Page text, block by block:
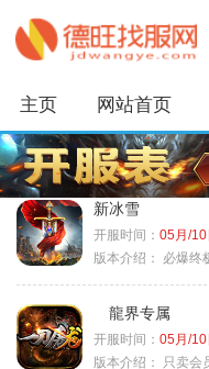
主页 网站首页
新冰雪
开服时间： 05月/10
版本介绍：
必爆终
龍界专属
开服时间： 05月/10
版本介绍：
只卖会